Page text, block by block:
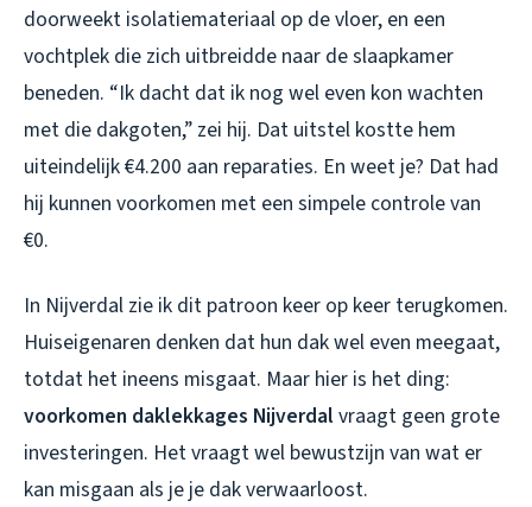
doorweekt isolatiemateriaal op de vloer, en een
vochtplek die zich uitbreidde naar de slaapkamer
beneden. “Ik dacht dat ik nog wel even kon wachten
met die dakgoten,” zei hij. Dat uitstel kostte hem
uiteindelijk €4.200 aan reparaties. En weet je? Dat had
hij kunnen voorkomen met een simpele controle van
€0.
In Nijverdal zie ik dit patroon keer op keer terugkomen.
Huiseigenaren denken dat hun dak wel even meegaat,
totdat het ineens misgaat. Maar hier is het ding:
voorkomen daklekkages Nijverdal vraagt geen grote
investeringen. Het vraagt wel bewustzijn van wat er
kan misgaan als je je dak verwaarloost.